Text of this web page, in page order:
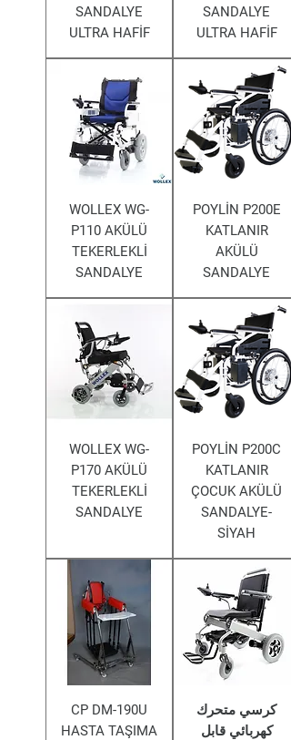
SANDALYE
ULTRA HAFİF
SANDALYE
ULTRA HAFİF
POYLİN P200E
KATLANIR
AKÜLÜ
SANDALYE
WOLLEX WG-
P110 AKÜLÜ
TEKERLEKLİ
SANDALYE
POYLİN P200C
KATLANIR
ÇOCUK AKÜLÜ
SANDALYE-
SİYAH
WOLLEX WG-
P170 AKÜLÜ
TEKERLEKLİ
SANDALYE
كرسي متحرك
كهربائي قابل
CP DM-190U
HASTA TAŞIMA